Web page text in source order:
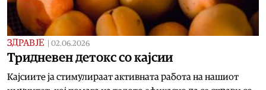
ЗДРАВЈЕ 02.06.2026
Тридневен детокс со кајсии
Кајсиите ја стимулираат активната работа на нашиот